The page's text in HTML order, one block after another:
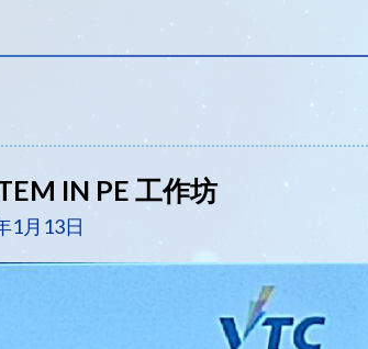
IN PE 工作坊
1月13日